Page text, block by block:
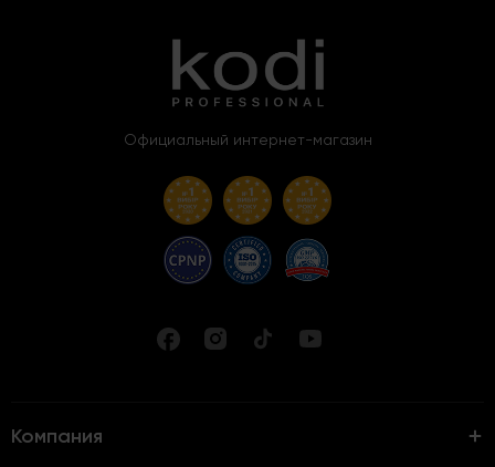
Официальный интернет-магазин
Компания